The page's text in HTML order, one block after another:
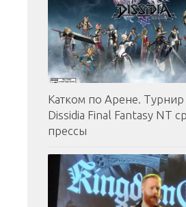
Катком по Арене. Турнир
Dissidia Final Fantasy NT
прессы